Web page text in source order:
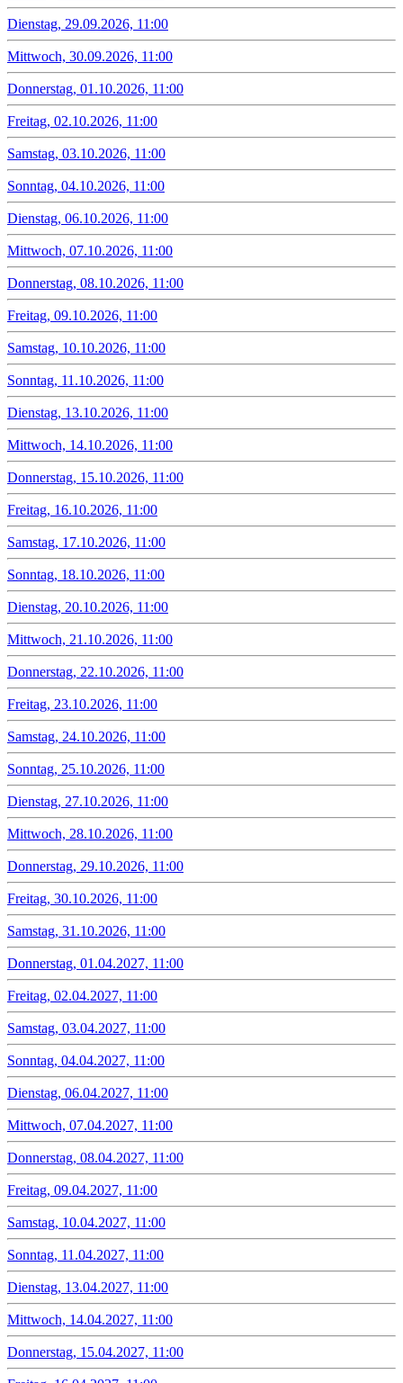
Dienstag, 29.09.2026, 11:00
Mittwoch, 30.09.2026, 11:00
Donnerstag, 01.10.2026, 11:00
Freitag, 02.10.2026, 11:00
Samstag, 03.10.2026, 11:00
Sonntag, 04.10.2026, 11:00
Dienstag, 06.10.2026, 11:00
Mittwoch, 07.10.2026, 11:00
Donnerstag, 08.10.2026, 11:00
Freitag, 09.10.2026, 11:00
Samstag, 10.10.2026, 11:00
Sonntag, 11.10.2026, 11:00
Dienstag, 13.10.2026, 11:00
Mittwoch, 14.10.2026, 11:00
Donnerstag, 15.10.2026, 11:00
Freitag, 16.10.2026, 11:00
Samstag, 17.10.2026, 11:00
Sonntag, 18.10.2026, 11:00
Dienstag, 20.10.2026, 11:00
Mittwoch, 21.10.2026, 11:00
Donnerstag, 22.10.2026, 11:00
Freitag, 23.10.2026, 11:00
Samstag, 24.10.2026, 11:00
Sonntag, 25.10.2026, 11:00
Dienstag, 27.10.2026, 11:00
Mittwoch, 28.10.2026, 11:00
Donnerstag, 29.10.2026, 11:00
Freitag, 30.10.2026, 11:00
Samstag, 31.10.2026, 11:00
Donnerstag, 01.04.2027, 11:00
Freitag, 02.04.2027, 11:00
Samstag, 03.04.2027, 11:00
Sonntag, 04.04.2027, 11:00
Dienstag, 06.04.2027, 11:00
Mittwoch, 07.04.2027, 11:00
Donnerstag, 08.04.2027, 11:00
Freitag, 09.04.2027, 11:00
Samstag, 10.04.2027, 11:00
Sonntag, 11.04.2027, 11:00
Dienstag, 13.04.2027, 11:00
Mittwoch, 14.04.2027, 11:00
Donnerstag, 15.04.2027, 11:00